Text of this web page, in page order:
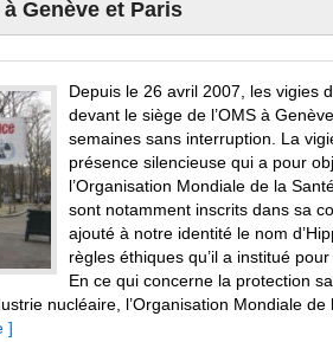
Genève et Paris
Depuis le 26 avril 2007, les vigies
devant le siège de l’OMS à
semaines sans interruption. La
présence silencieuse qui a pour
l’Organisation Mondiale de la
sont notamment inscrits dans sa
ajouté à notre identité le nom
règles éthiques qu’il a institué
En ce qui concerne la protection
nucléaire, l’Organisation Mondiale
]